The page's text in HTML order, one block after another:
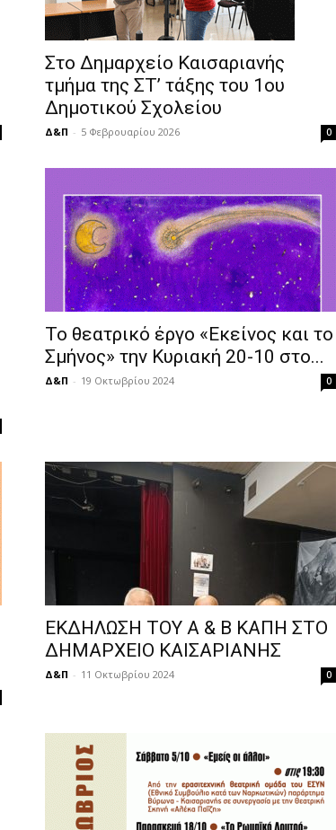
Στο Δημαρχείο Καισαριανής
τμήμα της ΣΤ’ τάξης του 1ου
Δημοτικού Σχολείου
Δ&Π - 5 Φεβρουαρίου 2026 0
Το θεατρικό έργο «Εκείνος και το
Σμήνος» την Κυριακή 20-10 στο...
Δ&Π - 19 Οκτωβρίου 2024 0
ΕΚΔΗΛΩΣΗ ΤΟΥ Α & Β ΚΑΠΗ ΣΤΟ
ΔΗΜΑΡΧΕΙΟ ΚΑΙΣΑΡΙΑΝΗΣ
Δ&Π - 11 Οκτωβρίου 2024 0